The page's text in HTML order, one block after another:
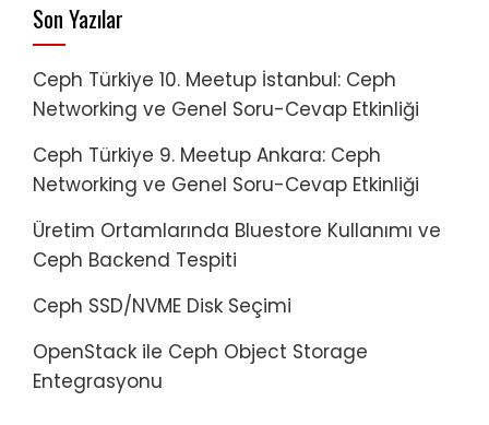
Son Yazılar
Ceph Türkiye 10. Meetup İstanbul: Ceph
Networking ve Genel Soru-Cevap Etkinliği
Ceph Türkiye 9. Meetup Ankara: Ceph
Networking ve Genel Soru-Cevap Etkinliği
Üretim Ortamlarında Bluestore Kullanımı ve
Ceph Backend Tespiti
Ceph SSD/NVME Disk Seçimi
OpenStack ile Ceph Object Storage
Entegrasyonu